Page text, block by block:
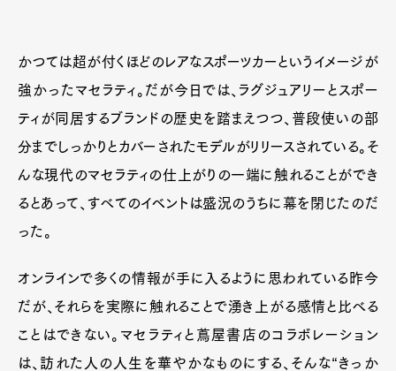
かつては超が付くほどのレアなスポーツカーというイメージが
強かったマセラティ。だが今日では、ラグジュアリーとスポー
ティが同居するブランドの歴史を踏まえつつ、普段使いの部
分までしっかりとカバーされたモデルがリリースされている。そ
んな現代のマセラティの仕上がりの一端に触れることができ
るとあって、すべてのイベントは盛況のうちに幕を閉じたのだ
った。
オンラインで多くの情報が手に入るように思われている昨今
だが、それらを実際に触れることで湧き上がる感情と比べる
ことはできない。マセラティと蔦屋書店のコラボレーション
は、訪れた人の人生を華やかなものにする、そんな“きっか